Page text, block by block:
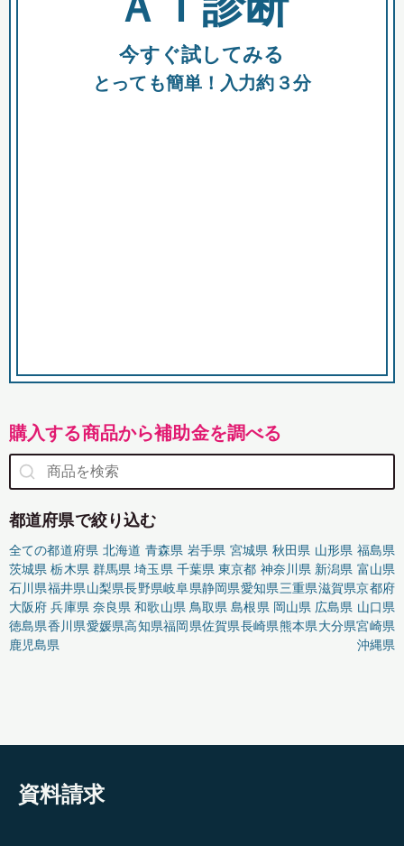
今すぐ試してみる
とっても簡単！入力約３分
購入する商品から補助金を調べる
都道府県で絞り込む
全ての都道府県 北海道 青森県 岩手県 宮城県 秋田県 山形県 福島県
茨城県 栃木県 群馬県 埼玉県 千葉県 東京都 神奈川県 新潟県 富山県
石川県福井県山梨県長野県岐阜県静岡県愛知県三重県滋賀県京都府
大阪府 兵庫県 奈良県 和歌山県 鳥取県 島根県 岡山県 広島県 山口県
徳島県香川県愛媛県高知県福岡県佐賀県長崎県熊本県大分県宮崎県
鹿児島県
沖縄県
資料請求